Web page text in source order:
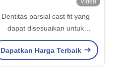
Video
Dentitas parsial cast fit yang
dapat disesuaikan untuk
ketahanan dan kenyamanan
yang tepat dalam penggantian
Dapatkan Harga Terbaik